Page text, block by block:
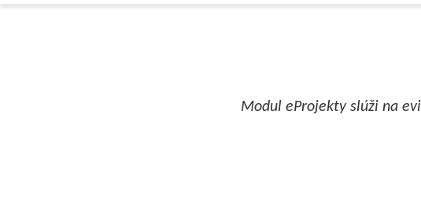
Modul eProjekty slúži na